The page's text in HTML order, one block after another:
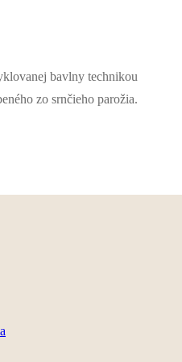
bavlny technikou
zo srnčieho parožia.